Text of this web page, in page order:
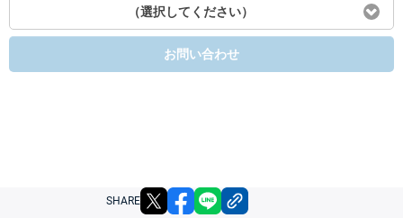
（選択してください）
お問い合わせ
SHARE X facebook